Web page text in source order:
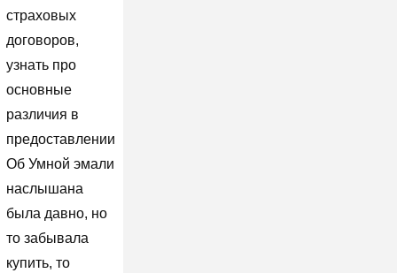
страховых
договоров,
узнать про
основные
различия в
предоставлении
Об Умной эмали
наслышана
была давно, но
то забывала
купить, то